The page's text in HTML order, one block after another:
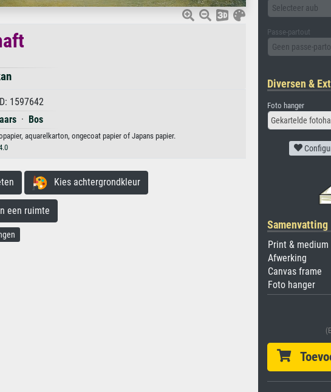
1597642
· Bos
aquarelkarton, ongecoat papier of Japans papier.
Kies achtergrondkleur
een ruimte
Selecteer aub
Passe-partout
Geen passe-
Diversen &
Foto hanger
Gekartelde
Samenvatting
Print & medium
Afwerking
Canvas frame
Foto hanger